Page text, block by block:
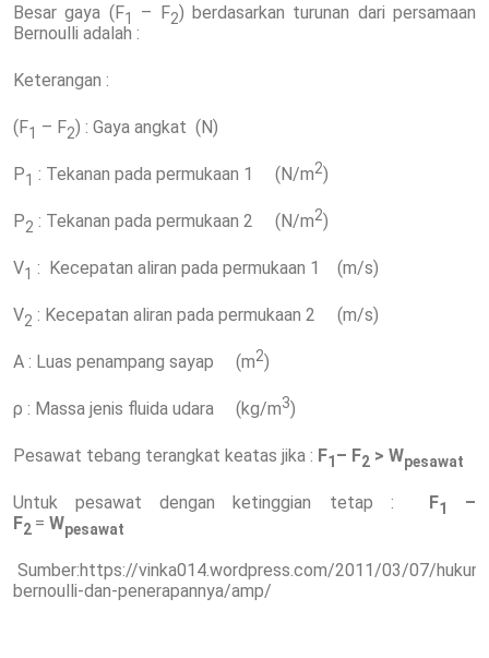
Besar gaya (F1 – F2) berdasarkan turunan dari persamaan
Bernoulli adalah :
Keterangan :
(F1 – F2) : Gaya angkat (N)
P1 : Tekanan pada permukaan 1 (N/m2)
P2 : Tekanan pada permukaan 2 (N/m2)
V1 : Kecepatan aliran pada permukaan 1 (m/s)
V2 : Kecepatan aliran pada permukaan 2 (m/s)
A : Luas penampang sayap (m2)
ρ : Massa jenis fluida udara (kg/m3)
Pesawat tebang terangkat keatas jika : F1 – F2 > Wpesawat
Untuk pesawat dengan ketinggian tetap : F1
–
F2 = Wpesawat
Sumber:https://vinka014.wordpress.com/2011/03/07/
bernoulli-dan-penerapannya/amp/